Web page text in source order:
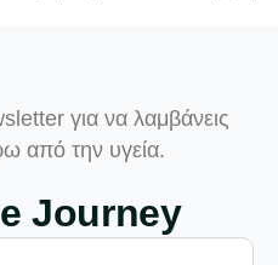
για να λαμβάνεις
από την υγεία.
Journey